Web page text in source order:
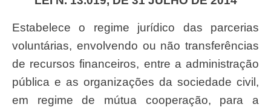
Estabelece o regime jurídico das parcerias
voluntárias, envolvendo ou não transferências
de recursos financeiros, entre a administração
pública e as organizações da sociedade civil,
em regime de mútua cooperação, para a